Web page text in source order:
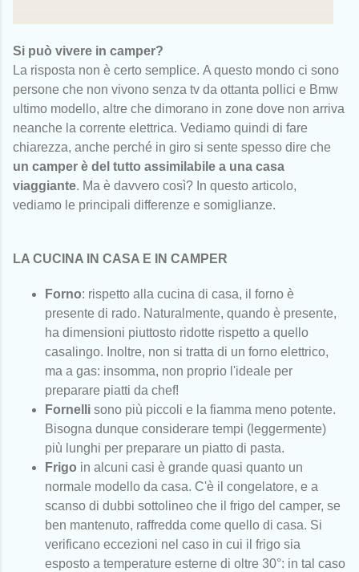
Si può vivere in camper?
La risposta non è certo semplice. A questo mondo ci sono
persone che non vivono senza tv da ottanta pollici e Bmw
ultimo modello, altre che dimorano in zone dove non arriva
neanche la corrente elettrica. Vediamo quindi di fare
chiarezza, anche perché in giro si sente spesso dire che
un camper è del tutto assimilabile a una casa
viaggiante. Ma è davvero così? In questo articolo,
vediamo le principali differenze e somiglianze.
LA CUCINA IN CASA E IN CAMPER
Forno: rispetto alla cucina di casa, il forno è
presente di rado. Naturalmente, quando è presente,
ha dimensioni piuttosto ridotte rispetto a quello
casalingo. Inoltre, non si tratta di un forno elettrico,
ma a gas: insomma, non proprio l'ideale per
preparare piatti da chef!
Fornelli sono più piccoli e la fiamma meno potente.
Bisogna dunque considerare tempi (leggermente)
più lunghi per preparare un piatto di pasta.
Frigo in alcuni casi è grande quasi quanto un
normale modello da casa. C'è il congelatore, e a
scanso di dubbi sottolineo che il frigo del camper, se
ben mantenuto, raffredda come quello di casa. Si
verificano eccezioni nel caso in cui il frigo sia
esposto a temperature esterne di oltre 30°: in tal caso